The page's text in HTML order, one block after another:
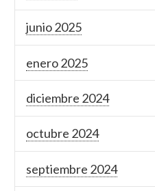
junio 2025
enero 2025
diciembre 2024
octubre 2024
septiembre 2024